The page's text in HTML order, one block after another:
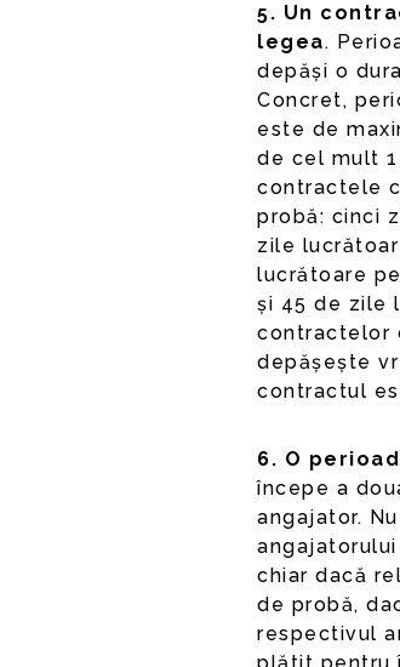
5. Un
legea.
depăși o
Concret,
este de
de cel mult
contractele
probă: cinci
zile
lucrătoare
și 45 de zile
contractelor
depășește
contractul
6. O
începe a
angajator.
chiar dacă
de probă,
respectivul